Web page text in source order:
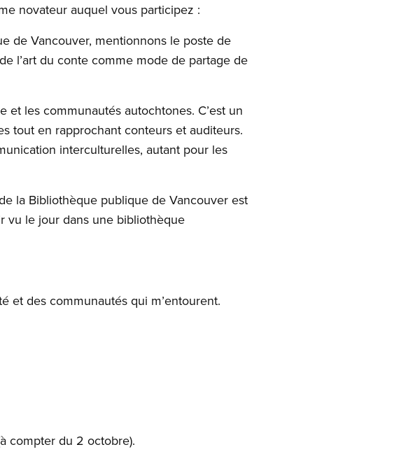
novateur auquel vous participez :
de Vancouver, mentionnons le poste de
l’art du conte comme mode de partage de
les communautés autochtones. C’est un
tout en rapprochant conteurs et auditeurs.
interculturelles, autant pour les
la Bibliothèque publique de Vancouver est
vu le jour dans une bibliothèque
et des communautés qui m’entourent.
compter du 2 octobre).